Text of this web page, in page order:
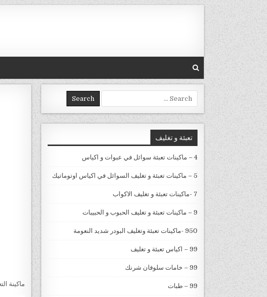
Skip to content
ماكينة
Search for:
تعبئة و تغليف
4 – ماكينات تعبئة سوائل في عبوات و اكياس
5 – ماكينات تعبئة و تغليف السوائل في اكياس اوتوماتيك
7 -ماكينات تعبئة و تغليف الاكواب
9 – ماكينات تعبئة و تغليف الحبوب و الحبيبات
950 -ماكينات تعبئة وتغليف البودر شديد النعومة
99 – اكياس تعبئة و تغليف
99 – خامات سلوفان شرنك
99 – طبات